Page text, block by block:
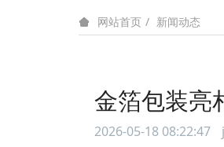
网站首页 新闻动态
金箔包装亮
2026-05-18 08:22:47